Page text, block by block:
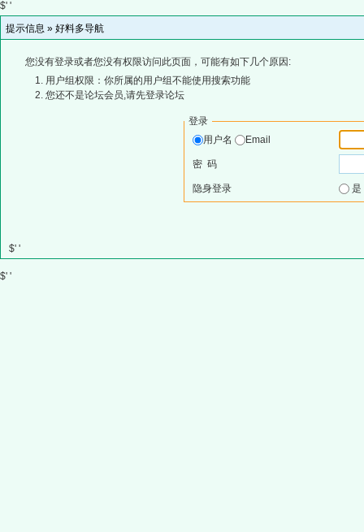
$' '
提示信息 » 好料多导航
您没有登录或者您没有权限访问此页面，可能有如下几个原因:
用户组权限：你所属的用户组不能使用搜索功能
您还不是论坛会员,请先登录论坛
登录
用户名
Email
密 码
隐身登录
$' '
$' '